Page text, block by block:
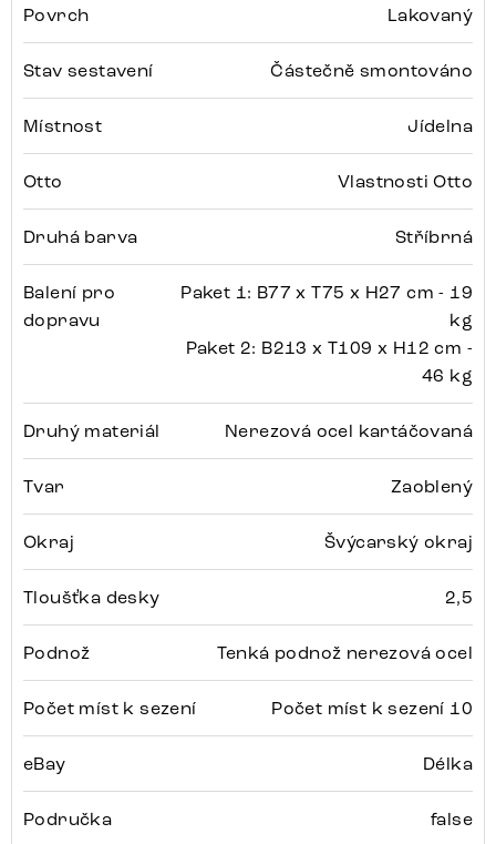
Povrch Lakovaný
Stav sestavení Částečně smontováno
Místnost Jídelna
Otto Vlastnosti Otto
Druhá barva Stříbrná
Balení pro
dopravu
Paket 1: B77 x T75 x H27 cm - 19
kg
Paket 2: B213 x T109 x H12 cm -
46 kg
Druhý materiál Nerezová ocel kartáčovaná
Tvar Zaoblený
Okraj Švýcarský okraj
Tloušťka desky 2,5
Podnož Tenká podnož nerezová ocel
Počet míst k sezení Počet míst k sezení 10
eBay Délka
Područka false